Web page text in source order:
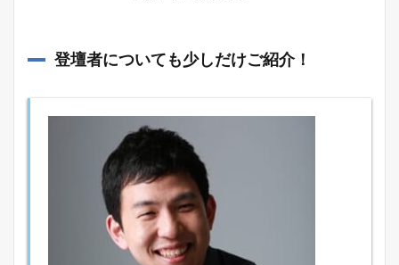
登壇者についても少しだけご紹介！